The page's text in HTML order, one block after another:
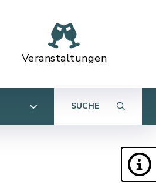
Veranstaltungen
SUCHE